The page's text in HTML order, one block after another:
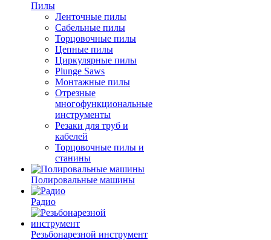
Пилы
Ленточные пилы
Сабельные пилы
Торцовочные пилы
Цепные пилы
Циркулярные пилы
Plunge Saws
Монтажные пилы
Отрезные
многофункциональные
инструменты
Резаки для труб и
кабелей
Торцовочные пилы и
станины
Полировальные машины
Радио
Резьбонарезной инструмент